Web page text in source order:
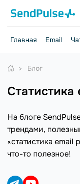
Главная Email
Блог
На блоге
трендами,
«статистика email
что-то полезное!